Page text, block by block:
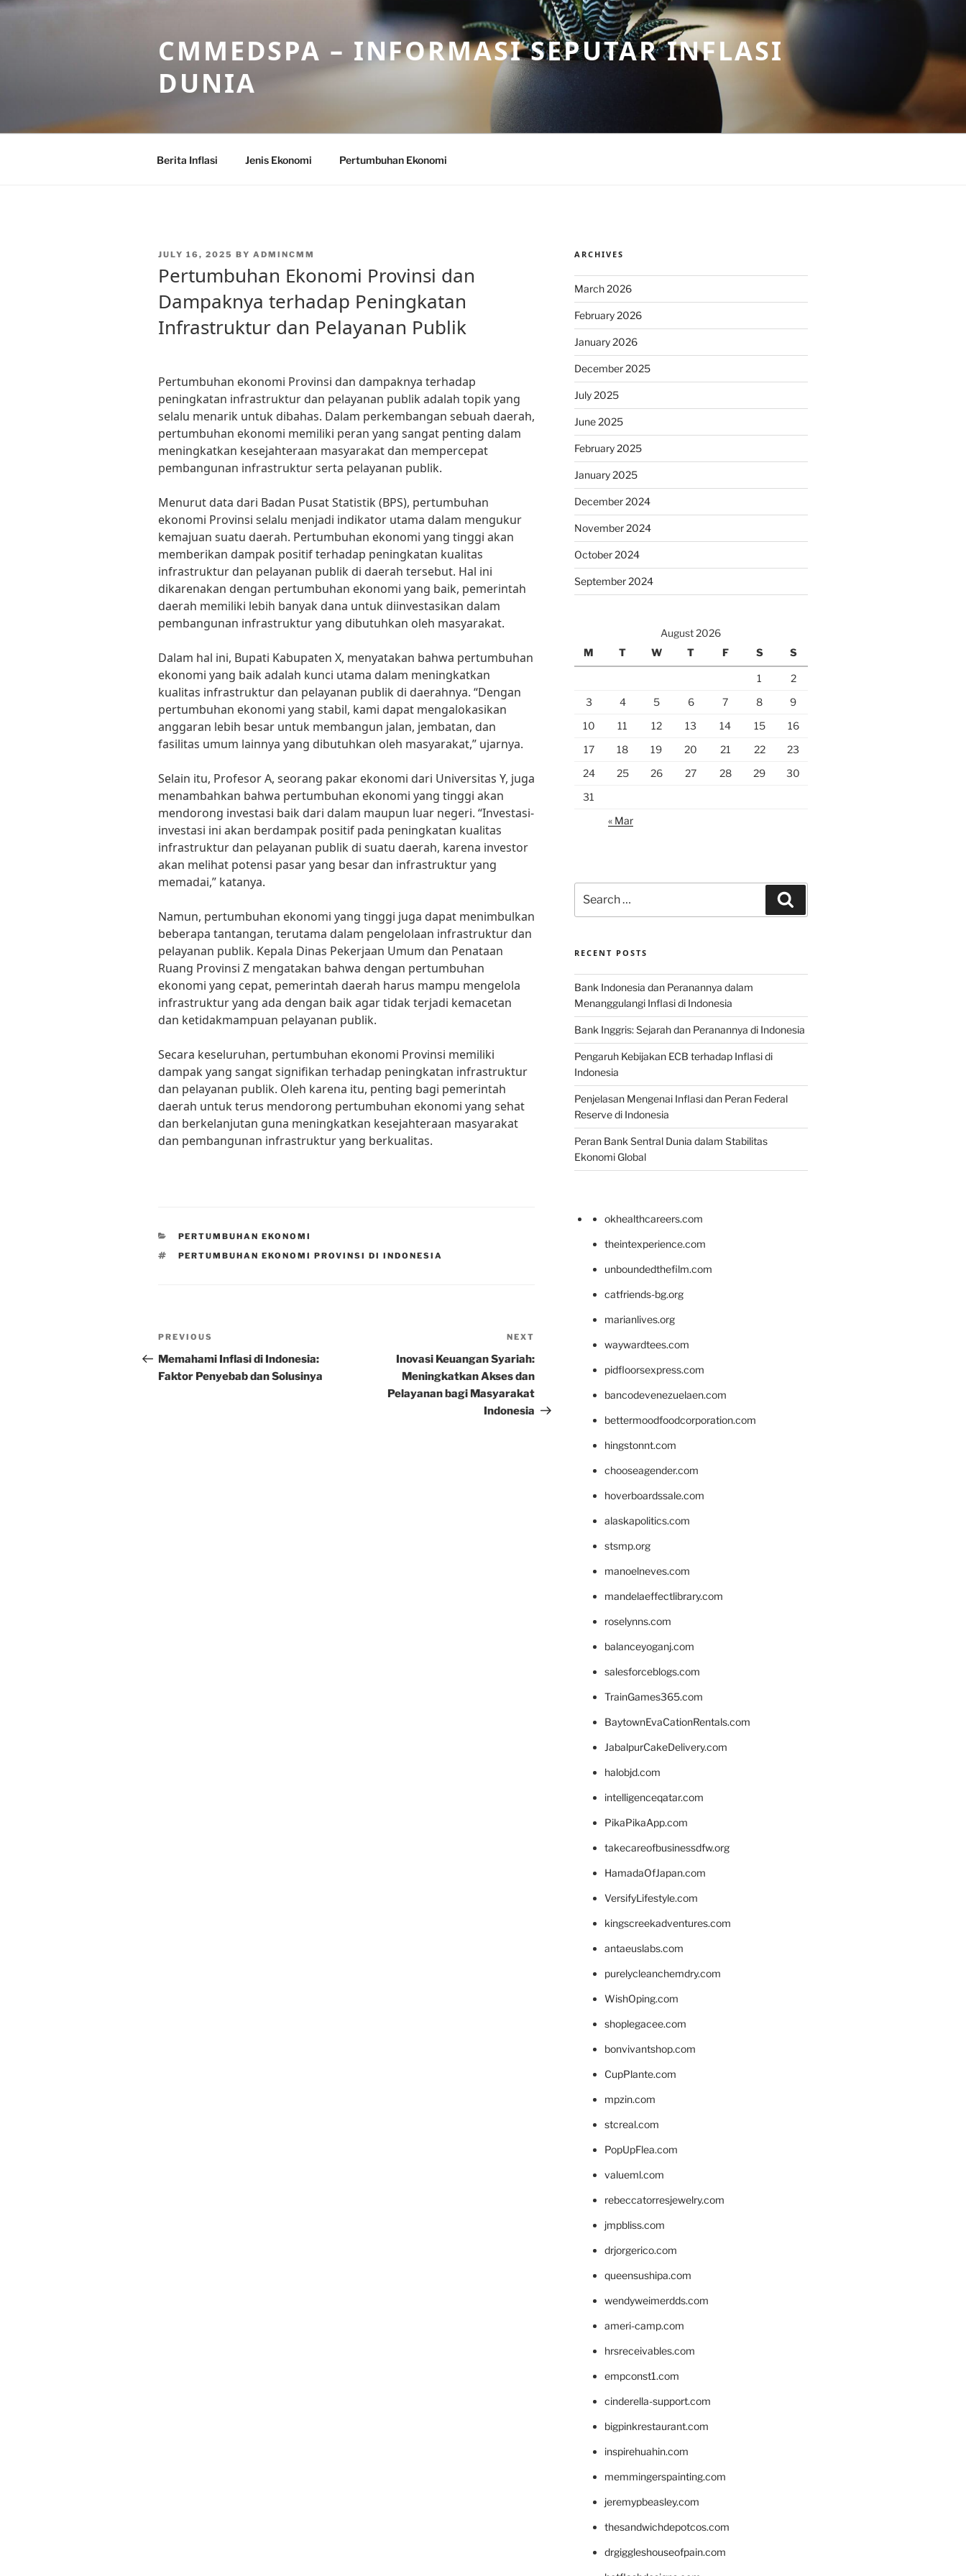
Skip
CMMEDSPA – INFORMASI SEPUTAR INFLASI
DUNIA
Berita Inflasi Jenis Ekonomi Pertumbuhan Ekonomi
POSTED
JULY 16, 2025 BY ADMINCMM
Pertumbuhan Ekonomi Provinsi dan
Dampaknya terhadap Peningkatan
Infrastruktur dan Pelayanan Publik
Pertumbuhan ekonomi Provinsi dan dampaknya terhadap
peningkatan infrastruktur dan pelayanan publik adalah topik yang
selalu menarik untuk dibahas. Dalam perkembangan sebuah daerah,
pertumbuhan ekonomi memiliki peran yang sangat penting dalam
meningkatkan kesejahteraan masyarakat dan mempercepat
pembangunan infrastruktur serta pelayanan publik.
Menurut data dari Badan Pusat Statistik (BPS), pertumbuhan
ekonomi Provinsi selalu menjadi indikator utama dalam mengukur
kemajuan suatu daerah. Pertumbuhan ekonomi yang tinggi akan
memberikan dampak positif terhadap peningkatan kualitas
infrastruktur dan pelayanan publik di daerah tersebut. Hal ini
dikarenakan dengan pertumbuhan ekonomi yang baik, pemerintah
daerah memiliki lebih banyak dana untuk diinvestasikan dalam
pembangunan infrastruktur yang dibutuhkan oleh masyarakat.
Dalam hal ini, Bupati Kabupaten X, menyatakan bahwa pertumbuhan
ekonomi yang baik adalah kunci utama dalam meningkatkan
kualitas infrastruktur dan pelayanan publik di daerahnya. “Dengan
pertumbuhan ekonomi yang stabil, kami dapat mengalokasikan
anggaran lebih besar untuk membangun jalan, jembatan, dan
fasilitas umum lainnya yang dibutuhkan oleh masyarakat,” ujarnya.
Selain itu, Profesor A, seorang pakar ekonomi dari Universitas Y, juga
menambahkan bahwa pertumbuhan ekonomi yang tinggi akan
mendorong investasi baik dari dalam maupun luar negeri. “Investasi-
investasi ini akan berdampak positif pada peningkatan kualitas
infrastruktur dan pelayanan publik di suatu daerah, karena investor
akan melihat potensi pasar yang besar dan infrastruktur yang
memadai,” katanya.
Namun, pertumbuhan ekonomi yang tinggi juga dapat menimbulkan
beberapa tantangan, terutama dalam pengelolaan infrastruktur dan
pelayanan publik. Kepala Dinas Pekerjaan Umum dan Penataan
Ruang Provinsi Z mengatakan bahwa dengan pertumbuhan
ekonomi yang cepat, pemerintah daerah harus mampu mengelola
infrastruktur yang ada dengan baik agar tidak terjadi kemacetan
dan ketidakmampuan pelayanan publik.
Secara keseluruhan, pertumbuhan ekonomi Provinsi memiliki
dampak yang sangat signifikan terhadap peningkatan infrastruktur
dan pelayanan publik. Oleh karena itu, penting bagi pemerintah
daerah untuk terus mendorong pertumbuhan ekonomi yang sehat
dan berkelanjutan guna meningkatkan kesejahteraan masyarakat
dan pembangunan infrastruktur yang berkualitas.
CATEGORIES
PERTUMBUHAN EKONOMI
TAGS
PERTUMBUHAN EKONOMI PROVINSI DI INDONESIA
Post
navigation
Previous
Post
PREVIOUS
Memahami Inflasi di Indonesia:
Faktor Penyebab dan Solusinya
Post
NEXT
Inovasi Keuangan Syariah:
Meningkatkan Akses dan
Pelayanan bagi Masyarakat
Indonesia
ARCHIVES
March 2026
February 2026
January 2026
December 2025
July 2025
June 2025
February 2025
January 2025
December 2024
November 2024
October 2024
September 2024
August 2026
M
T W T F S S
1
2
3
4 5 6 7 8
9
10
11 12 13 14 15
16
17
18 19 20 21 22
23
24
25 26 27 28 29
30
31
« Mar
for:
RECENT POSTS
Bank Indonesia dan Peranannya dalam
Menanggulangi Inflasi di Indonesia
Bank Inggris: Sejarah dan Peranannya di Indonesia
Pengaruh Kebijakan ECB terhadap Inflasi di
Indonesia
Penjelasan Mengenai Inflasi dan Peran Federal
Reserve di Indonesia
Peran Bank Sentral Dunia dalam Stabilitas
Ekonomi Global
okhealthcareers.com
theintexperience.com
unboundedthefilm.com
catfriends-bg.org
marianlives.org
waywardtees.com
pidfloorsexpress.com
bancodevenezuelaen.com
bettermoodfoodcorporation.com
hingstonnt.com
chooseagender.com
hoverboardssale.com
alaskapolitics.com
stsmp.org
manoelneves.com
mandelaeffectlibrary.com
roselynns.com
balanceyoganj.com
salesforceblogs.com
TrainGames365.com
BaytownEvaCationRentals.com
JabalpurCakeDelivery.com
halobjd.com
intelligenceqatar.com
PikaPikaApp.com
takecareofbusinessdfw.org
HamadaOfJapan.com
VersifyLifestyle.com
kingscreekadventures.com
antaeuslabs.com
purelycleanchemdry.com
WishOping.com
shoplegacee.com
bonvivantshop.com
CupPlante.com
mpzin.com
stcreal.com
PopUpFlea.com
valueml.com
rebeccatorresjewelry.com
jmpbliss.com
drjorgerico.com
queensushipa.com
wendyweimerdds.com
ameri-camp.com
hrsreceivables.com
empconst1.com
cinderella-support.com
bigpinkrestaurant.com
inspirehuahin.com
memmingerspainting.com
jeremypbeasley.com
thesandwichdepotcos.com
drgiggleshouseofpain.com